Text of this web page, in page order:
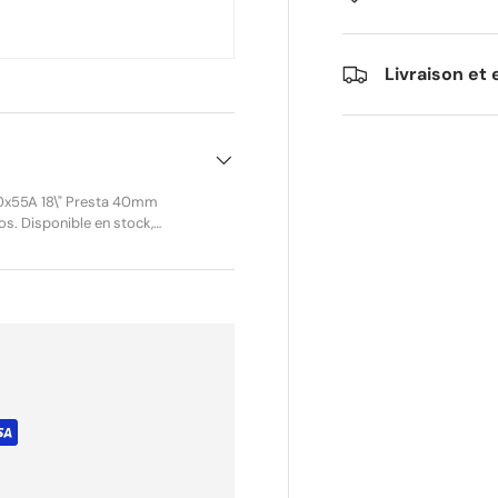
Livraison et
18\" Presta 40mm
Presta 40 mm tout
0,095 kg Volume avec